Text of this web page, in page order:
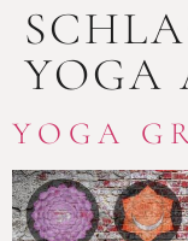
YOGA
YOGA